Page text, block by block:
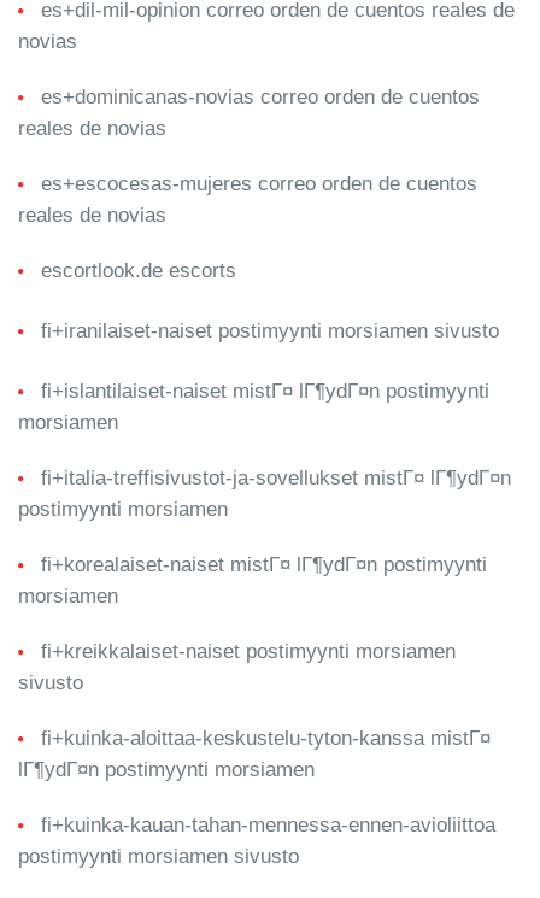
es+dil-mil-opinion correo orden de cuentos reales de
novias
es+dominicanas-novias correo orden de cuentos
reales de novias
es+escocesas-mujeres correo orden de cuentos
reales de novias
escortlook.de escorts
fi+iranilaiset-naiset postimyynti morsiamen sivusto
fi+islantilaiset-naiset mistГ¤ lГ¶ydГ¤n postimyynti
morsiamen
fi+italia-treffisivustot-ja-sovellukset mistГ¤ lГ¶ydГ¤n
postimyynti morsiamen
fi+korealaiset-naiset mistГ¤ lГ¶ydГ¤n postimyynti
morsiamen
fi+kreikkalaiset-naiset postimyynti morsiamen
sivusto
fi+kuinka-aloittaa-keskustelu-tyton-kanssa mistГ¤
lГ¶ydГ¤n postimyynti morsiamen
fi+kuinka-kauan-tahan-mennessa-ennen-avioliittoa
postimyynti morsiamen sivusto